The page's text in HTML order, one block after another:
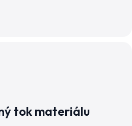
tok materiálu